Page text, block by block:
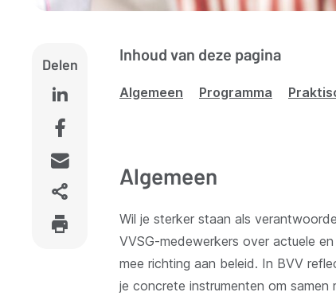
Delen
Inhoud van deze pagina
Algemeen Programma
Algemeen
Wil je sterker staan als
VVSG-medewerkers over actuele
mee richting aan beleid. In BVV
je concrete instrumenten om samen